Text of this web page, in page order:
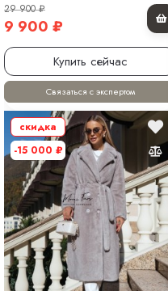
29 900₽
9 900 ₽
Купить сейчас
Связаться с экспертом
скидка
-15 000 ₽